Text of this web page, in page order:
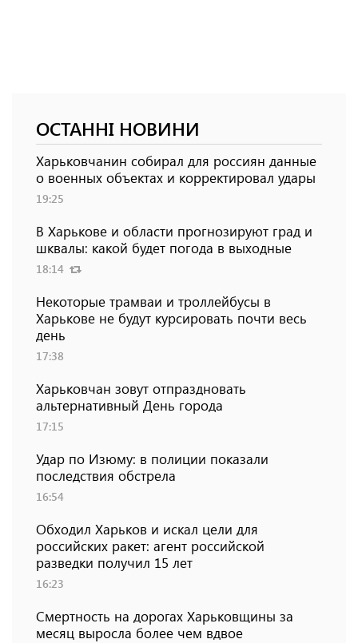
ОСТАННІ НОВИНИ
Харьковчанин собирал для россиян данные
о военных объектах и ​​корректировал удары
19:25
В Харькове и области прогнозируют град и
шквалы: какой будет погода в выходные
18:14
Некоторые трамваи и троллейбусы в
Харькове не будут курсировать почти весь
день
17:38
Харьковчан зовут отпраздновать
альтернативный День города
17:15
Удар по Изюму: в полиции показали
последствия обстрела
16:54
Обходил Харьков и искал цели для
российских ракет: агент российской
разведки получил 15 лет
16:23
Смертность на дорогах Харьковщины за
месяц выросла более чем вдвое